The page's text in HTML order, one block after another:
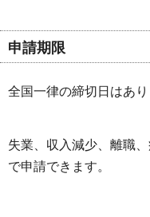
申請期限
全国一律の締切日はあり
失業、収入減少、離職
で申請できます。